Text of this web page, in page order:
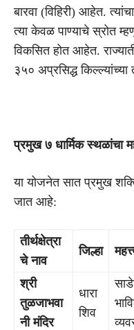
बारवा (विहिरी) आहेत.
त्या केवळ पाण्याचे स्रोत
विकसित होत आहेत.
३५० अप्रसिद्ध
प्रमुख ७ धार्मिक स्थळांचा
या योजनेत सात प्रमुख
जात आहे:
तीर्थक्षेत्रा
चे नाव
जिल्हा
श्री
तुळजाभवा
नी मंदिर
धारा
शिव